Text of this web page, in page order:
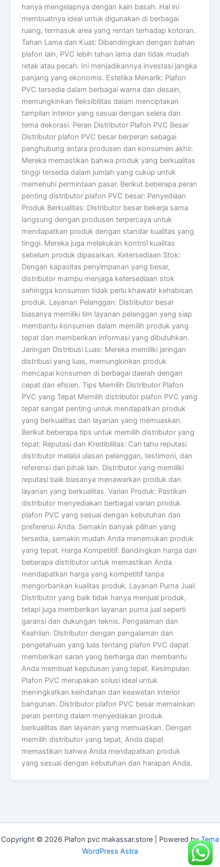
hanya mengelapnya dengan kain basah. Hal ini
membuatnya ideal untuk digunakan di berbagai
ruang, termasuk area yang rentan terhadap kotoran.
Tahan Lama dan Kuat: Dibandingkan dengan bahan
plafon lain, PVC lebih tahan lama dan tidak mudah
retak atau pecah. Ini menjadikannya investasi jangka
panjang yang ekonomis. Estetika Menarik: Plafon
PVC tersedia dalam berbagai warna dan desain,
memungkinkan fleksibilitas dalam menciptakan
tampilan interior yang sesuai dengan selera dan
tema dekorasi. Peran Distributor Plafon PVC Besar
Distributor plafon PVC besar berperan sebagai
penghubung antara produsen dan konsumen akhir.
Mereka memastikan bahwa produk yang berkualitas
tinggi tersedia dalam jumlah yang cukup untuk
memenuhi permintaan pasar. Berikut beberapa peran
penting distributor plafon PVC besar: Penyediaan
Produk Berkualitas: Distributor besar bekerja sama
langsung dengan produsen terpercaya untuk
mendapatkan produk dengan standar kualitas yang
tinggi. Mereka juga melakukan kontrol kualitas
sebelum produk dipasarkan. Ketersediaan Stok:
Dengan kapasitas penyimpanan yang besar,
distributor mampu menjaga ketersediaan stok
sehingga konsumen tidak perlu khawatir kehabisan
produk. Layanan Pelanggan: Distributor besar
biasanya memiliki tim layanan pelanggan yang siap
membantu konsumen dalam memilih produk yang
tepat dan memberikan informasi yang dibutuhkan.
Jaringan Distribusi Luas: Mereka memiliki jaringan
distribusi yang luas, memungkinkan produk
mencapai konsumen di berbagai daerah dengan
cepat dan efisien. Tips Memilih Distributor Plafon
PVC yang Tepat Memilih distributor plafon PVC yang
tepat sangat penting untuk mendapatkan produk
yang berkualitas dan layanan yang memuaskan.
Berikut beberapa tips untuk memilih distributor yang
tepat: Reputasi dan Kredibilitas: Cari tahu reputasi
distributor melalui ulasan pelanggan, testimoni, dan
referensi dari pihak lain. Distributor yang memiliki
reputasi baik biasanya menawarkan produk dan
layanan yang berkualitas. Varian Produk: Pastikan
distributor menyediakan berbagai varian produk
plafon PVC yang sesuai dengan kebutuhan dan
preferensi Anda. Semakin banyak pilihan yang
tersedia, semakin mudah Anda menemukan produk
yang tepat. Harga Kompetitif: Bandingkan harga dari
beberapa distributor untuk memastikan Anda
mendapatkan harga yang kompetitif tanpa
mengorbankan kualitas produk. Layanan Purna Jual:
Distributor yang baik tidak hanya menjual produk,
tetapi juga memberikan layanan purna jual seperti
garansi dan dukungan teknis. Pengalaman dan
Keahlian: Distributor dengan pengalaman dan
pengetahuan yang luas tentang plafon PVC dapat
memberikan saran yang berharga dan membantu
Anda membuat keputusan yang tepat. Kesimpulan
Plafon PVC merupakan solusi ideal untuk
meningkatkan keindahan dan keawetan interior
bangunan. Distributor plafon PVC besar memainkan
peran penting dalam menyediakan produk
berkualitas dan layanan yang memuaskan. Dengan
memilih distributor yang tepat, Anda dapat
memastikan bahwa Anda mendapatkan produk
yang sesuai dengan kebutuhan dan harapan Anda.
Copyright © 2026 Plafon pvc makassar.store | Powered byTema
WordPress Astra